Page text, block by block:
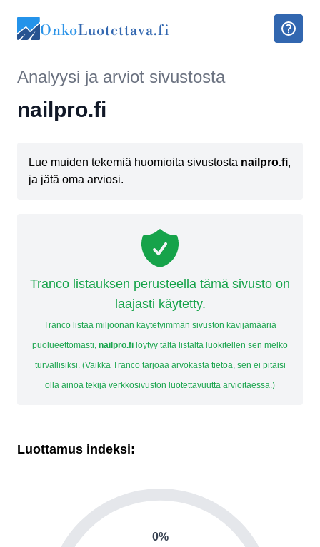
OnkoLuotettava.fi
Analyysi ja arviot sivustosta
nailpro.fi
Lue muiden tekemiä huomioita sivustosta nailpro.fi,
ja jätä oma arviosi.
Tranco listauksen perusteella tämä sivusto on
laajasti käytetty.
Tranco listaa miljoonan käytetyimmän sivuston kävijämääriä
puolueettomasti, nailpro.fi löytyy tältä listalta luokitellen sen melko
turvallisiksi. (Vaikka Tranco tarjoaa arvokasta tietoa, sen ei pitäisi
olla ainoa tekijä verkkosivuston luotettavuutta arvioitaessa.)
Luottamus indeksi:
0%